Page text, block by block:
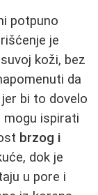
potpuno
je
koži, bez
da
bi to dovelo
mogu ispirati
brzog i
dok je
u pore i